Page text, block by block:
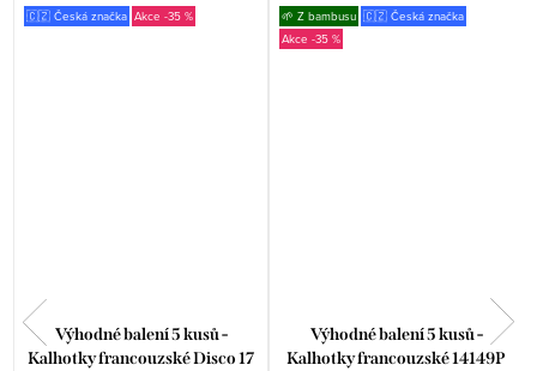
🇨🇿 Česká značka -35 %
Výhodné balení 5 kusů -
Kalhotky francouzské Disco 17
🌱 Z bambusu 🇨🇿 Česká značka
-35 %
Výhodné balení 5 kusů -
Kalhotky francouzské 14149P